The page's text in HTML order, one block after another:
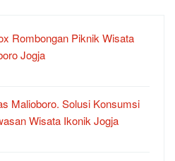
Rombongan Piknik Wisata
Jogja
Malioboro. Solusi Konsumsi
Wisata Ikonik Jogja